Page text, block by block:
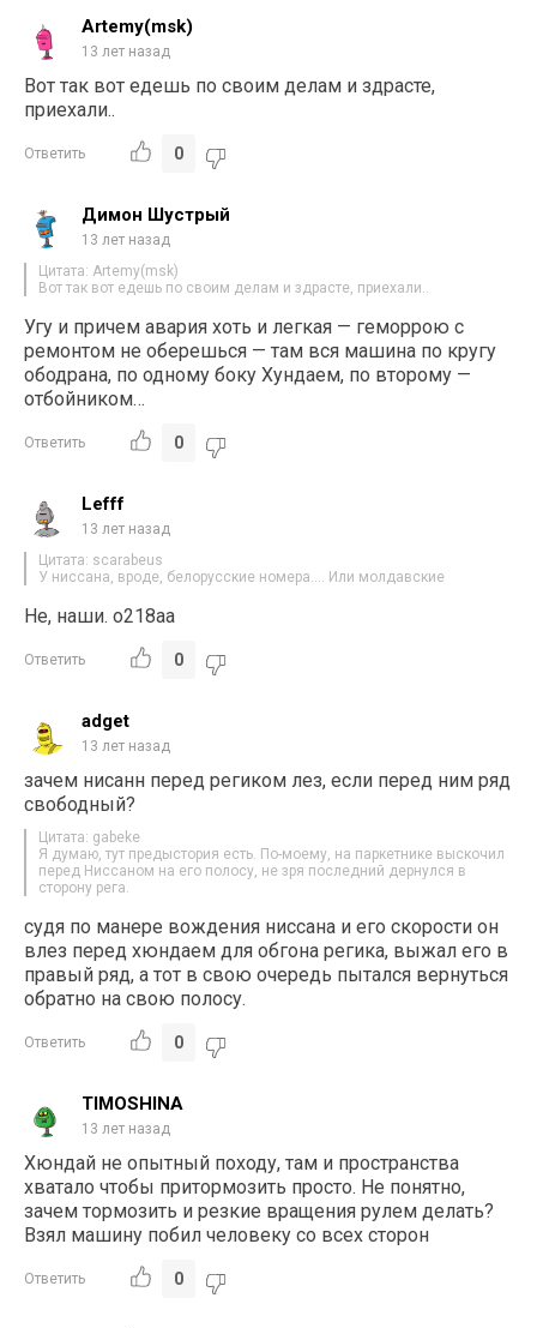
Artemy(msk)
13 лет назад
Вот так вот едешь по своим делам и здрасте,
приехали..
Ответить 0
Димон Шустрый
13 лет назад
Цитата: Artemy(msk)
Вот так вот едешь по своим делам и здрасте, приехали..
Угу и причем авария хоть и легкая — геморрою с
ремонтом не оберешься — там вся машина по кругу
ободрана, по одному боку Хундаем, по второму —
отбойником…
Ответить 0
Lefff
13 лет назад
Цитата: scarabeus
У ниссана, вроде, белорусские номера…. Или молдавские
Не, наши. о218аа
Ответить 0
adget
13 лет назад
зачем нисанн перед региком лез, если перед ним ряд
свободный?
Цитата: gabeke
Я думаю, тут предыстория есть. По-моему, на паркетнике выскочил
перед Ниссаном на его полосу, не зря последний дернулся в
сторону рега.
судя по манере вождения ниссана и его скорости он
влез перед хюндаем для обгона регика, выжал его в
правый ряд, а тот в свою очередь пытался вернуться
обратно на свою полосу.
Ответить 0
TIMOSHINA
13 лет назад
Хюндай не опытный походу, там и пространства
хватало чтобы притормозить просто. Не понятно,
зачем тормозить и резкие вращения рулем делать?
Взял машину побил человеку со всех сторон
Ответить 0